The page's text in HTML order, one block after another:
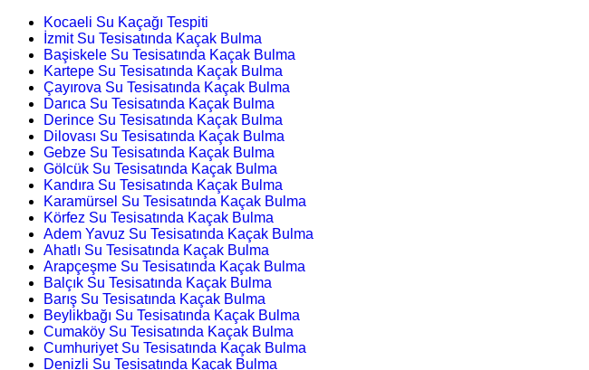
Kocaeli Su Kaçağı Tespiti
İzmit Su Tesisatında Kaçak Bulma
Başiskele Su Tesisatında Kaçak Bulma
Kartepe Su Tesisatında Kaçak Bulma
Çayırova Su Tesisatında Kaçak Bulma
Darıca Su Tesisatında Kaçak Bulma
Derince Su Tesisatında Kaçak Bulma
Dilovası Su Tesisatında Kaçak Bulma
Gebze Su Tesisatında Kaçak Bulma
Gölcük Su Tesisatında Kaçak Bulma
Kandıra Su Tesisatında Kaçak Bulma
Karamürsel Su Tesisatında Kaçak Bulma
Körfez Su Tesisatında Kaçak Bulma
Adem Yavuz Su Tesisatında Kaçak Bulma
Ahatlı Su Tesisatında Kaçak Bulma
Arapçeşme Su Tesisatında Kaçak Bulma
Balçık Su Tesisatında Kaçak Bulma
Barış Su Tesisatında Kaçak Bulma
Beylikbağı Su Tesisatında Kaçak Bulma
Cumaköy Su Tesisatında Kaçak Bulma
Cumhuriyet Su Tesisatında Kaçak Bulma
Denizli Su Tesisatında Kaçak Bulma